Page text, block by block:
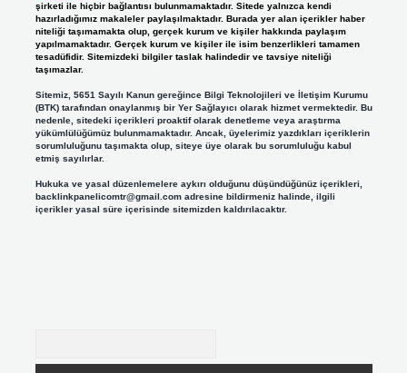
şirketi ile hiçbir bağlantısı bulunmamaktadır. Sitede yalnızca kendi
hazırladığımız makaleler paylaşılmaktadır. Burada yer alan içerikler haber
niteliği taşımamakta olup, gerçek kurum ve kişiler hakkında paylaşım
yapılmamaktadır. Gerçek kurum ve kişiler ile isim benzerlikleri tamamen
tesadüfidir. Sitemizdeki bilgiler taslak halindedir ve tavsiye niteliği
taşımazlar.
Sitemiz, 5651 Sayılı Kanun gereğince Bilgi Teknolojileri ve İletişim Kurumu
(BTK) tarafından onaylanmış bir Yer Sağlayıcı olarak hizmet vermektedir. Bu
nedenle, sitedeki içerikleri proaktif olarak denetleme veya araştırma
yükümlülüğümüz bulunmamaktadır. Ancak, üyelerimiz yazdıkları içeriklerin
sorumluluğunu taşımakta olup, siteye üye olarak bu sorumluluğu kabul
etmiş sayılırlar.
Hukuka ve yasal düzenlemelere aykırı olduğunu düşündüğünüz içerikleri,
backlinkpanelicomtr@gmail.comadresine bildirmeniz halinde, ilgili
içerikler yasal süre içerisinde sitemizden kaldırılacaktır.